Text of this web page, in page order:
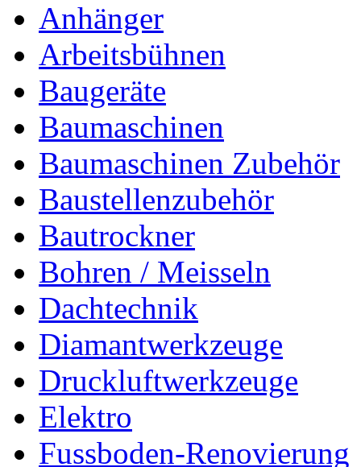
Anhänger
Arbeitsbühnen
Baugeräte
Baumaschinen
Baumaschinen Zubehör
Baustellenzubehör
Bautrockner
Bohren / Meisseln
Dachtechnik
Diamantwerkzeuge
Druckluftwerkzeuge
Elektro
Fussboden-Renovierung